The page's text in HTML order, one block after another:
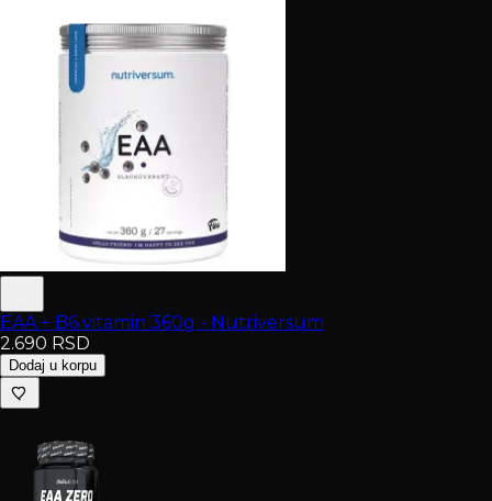
EAA + B6 vitamin 360g - Nutriversum
2.690 RSD
Dodaj u korpu